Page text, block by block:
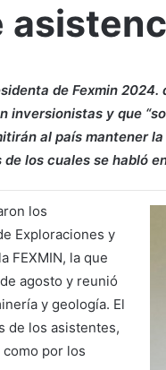
de Fexmin
inversionistas y que
al país mantener
los cuales se habló
los
Exploraciones y
FEXMIN, la que
agosto y reunió
y geología. El
de los asistentes,
por los